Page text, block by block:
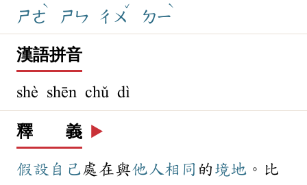
ㄕㄜ
ˋ
ㄕㄣ ㄔㄨ
ˇ
ㄉㄧ
ˋ
漢語拼音
shè shēn chǔ dì
釋 義 ▶️
假設 自己處在與他人相同 的 境地 。比